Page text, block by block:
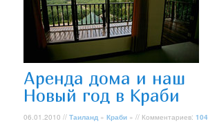
Аренда дома и наш
Новый год в Краби
06.01.2010 //Таиланд »Краби » // Комментариев:104